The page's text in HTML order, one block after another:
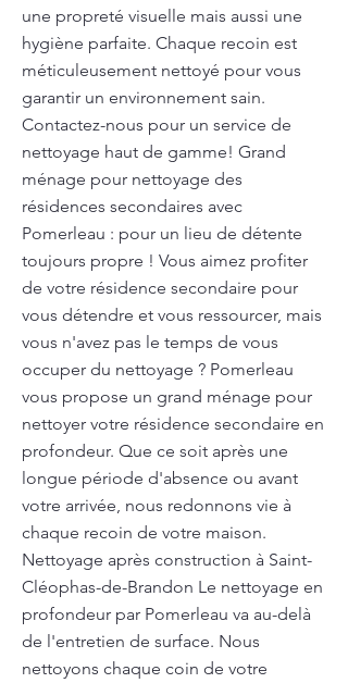
une propreté visuelle mais aussi une
hygiène parfaite. Chaque recoin est
méticuleusement nettoyé pour vous
garantir un environnement sain.
Contactez-nous pour un service de
nettoyage haut de gamme! Grand
ménage pour nettoyage des
résidences secondaires avec
Pomerleau : pour un lieu de détente
toujours propre ! Vous aimez profiter
de votre résidence secondaire pour
vous détendre et vous ressourcer, mais
vous n'avez pas le temps de vous
occuper du nettoyage ? Pomerleau
vous propose un grand ménage pour
nettoyer votre résidence secondaire en
profondeur. Que ce soit après une
longue période d'absence ou avant
votre arrivée, nous redonnons vie à
chaque recoin de votre maison.
Nettoyage après construction à Saint-
Cléophas-de-Brandon Le nettoyage en
profondeur par Pomerleau va au-delà
de l'entretien de surface. Nous
nettoyons chaque coin de votre